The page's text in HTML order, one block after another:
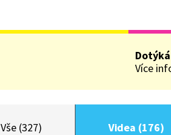
Více
Vše (327) Videa (176)